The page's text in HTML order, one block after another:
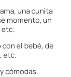
una cunita
momento, un
el bebé, de
etc.
cómodas.